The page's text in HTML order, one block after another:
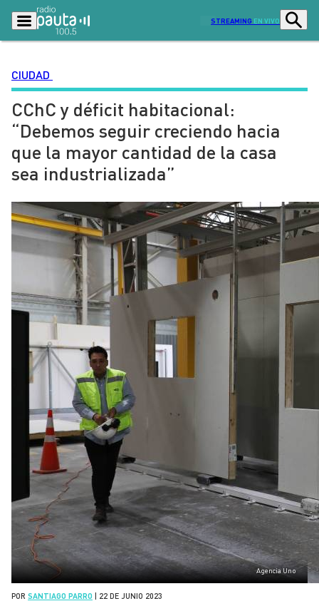
STREAMING EN VIVO
Podcasts
Lo Último Actualidad
Ciudad Economía
Tendencias Deportes
Entretención y Cultura Opinión
Dato en Pauta Señal 2
Contenido Patrocinado
CIUDAD
CChC y déficit habitacional:
“Debemos seguir creciendo hacia
que la mayor cantidad de la casa
sea industrializada”
Agencia Uno
POR SANTIAGO PARRO 22 DE JUNIO 2023